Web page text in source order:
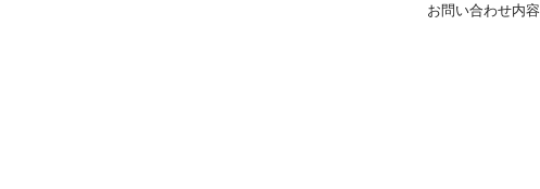
お問い合わせ内容